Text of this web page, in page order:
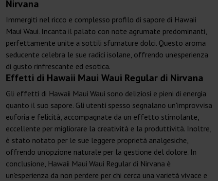
Nirvana
Immergiti nel ricco e complesso profilo di sapore di Hawaii
Maui Waui. Incanta il palato con note agrumate predominanti,
perfettamente unite a sottili sfumature dolci. Questo aroma
seducente celebra le sue radici isolane, offrendo un'esperienza
di gusto rinfrescante ed esotica.
Effetti di Hawaii Maui Waui Regular di Nirvana
Gli effetti di Hawaii Maui Waui sono deliziosi e pieni di energia
quanto il suo sapore. Gli utenti spesso segnalano un'improvvisa
euforia e felicità, accompagnate da un effetto stimolante,
eccellente per migliorare la creatività e la produttività. Inoltre,
è stato notato per le sue leggere proprietà analgesiche,
offrendo un'opzione naturale per la gestione del dolore. In
conclusione, Hawaii Maui Waui Regular di Nirvana è
un'esperienza da non perdere per chi cerca una varietà vivace e